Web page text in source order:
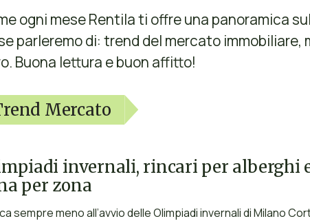
ogni mese Rentila ti offre una panoramica
parleremo di: trend del mercato
Buona lettura e buon affitto!
Mercato
invernali, rincari per alberghi
per zona
sempre meno all’avvio delle Olimpiadi invernali di Milano